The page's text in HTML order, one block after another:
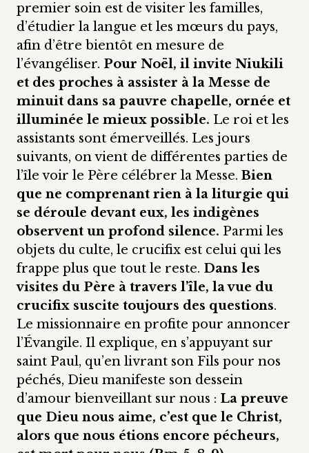
premier soin est de visiter les familles,
d’étudier la langue et les mœurs du pays,
afin d’être bientôt en mesure de
l’évangéliser. Pour Noël, il invite Niukili
et des proches à assister à la Messe de
minuit dans sa pauvre chapelle, ornée et
illuminée le mieux possible. Le roi et les
assistants sont émerveillés. Les jours
suivants, on vient de différentes parties de
l’île voir le Père célébrer la Messe. Bien
que ne comprenant rien à la liturgie qui
se déroule devant eux, les indigènes
observent un profond silence. Parmi les
objets du culte, le crucifix est celui qui les
frappe plus que tout le reste. Dans les
visites du Père à travers l’île, la vue du
crucifix suscite toujours des questions.
Le missionnaire en profite pour annoncer
l’Évangile. Il explique, en s’appuyant sur
saint Paul, qu’en livrant son Fils pour nos
péchés, Dieu manifeste son dessein
d’amour bienveillant sur nous : La preuve
que Dieu nous aime, c’est que le Christ,
alors que nous étions encore pécheurs,